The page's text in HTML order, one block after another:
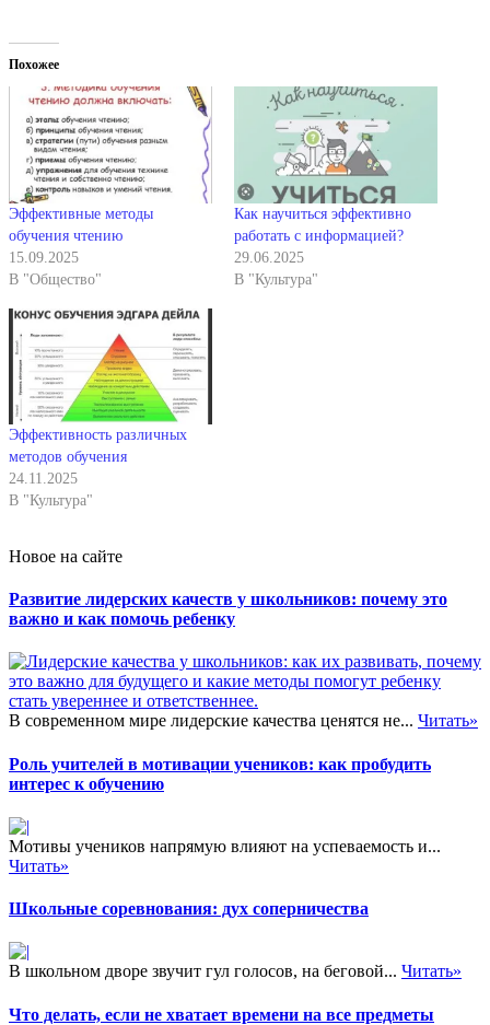
Похожее
Эффективные методы
обучения чтению
15.09.2025
В "Общество"
Как научиться эффективно
работать с информацией?
29.06.2025
В "Культура"
Эффективность различных
методов обучения
24.11.2025
В "Культура"
Новое на сайте
Развитие лидерских качеств у школьников: почему это
важно и как помочь ребенку
В современном мире лидерские качества ценятся не... Читать»
Роль учителей в мотивации учеников: как пробудить
интерес к обучению
Мотивы учеников напрямую влияют на успеваемость и...
Читать»
Школьные соревнования: дух соперничества
В школьном дворе звучит гул голосов, на беговой... Читать»
Что делать, если не хватает времени на все предметы